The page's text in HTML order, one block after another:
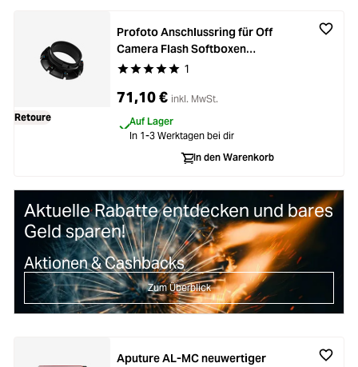
Retoure
Durchschnittliche Bewertung von 5 von 5
1
Profoto Anschlussring für Off
Camera Flash Softboxen
neuwertiger Rückläufer
71,10 € inkl. MwSt.
Auf Lager
In 1-3 Werktagen bei dir
In den Warenkorb
Aktuelle Rabatte entdecken und bares
Geld sparen!
Aktionen & Cashbacks
Zum Überblick
Aputure AL-MC neuwertiger